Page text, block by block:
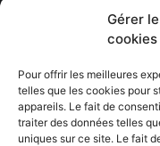
Gérer
cookies
Pour offrir les meilleures
telles que les cookies pour
appareils. Le fait de
traiter des données telles
uniques sur ce site. Le fait